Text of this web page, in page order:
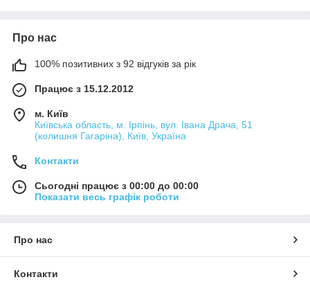
Про нас
100% позитивних з 92 відгуків за рік
Працює з 15.12.2012
м. Київ
Київська область, м. Ірпінь, вул. Івана Драча, 51
(колишня Гагаріна), Київ, Україна
Контакти
Сьогодні працює з 00:00 до 00:00
Показати весь графік роботи
Про нас
Контакти